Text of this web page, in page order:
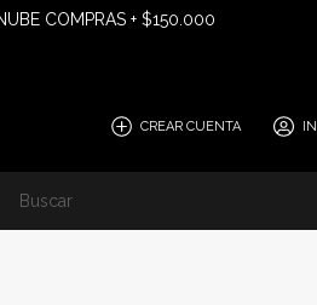
COMPRAS + $150.000
CREAR CUENTA
TU COMPRA "ANDREANI"